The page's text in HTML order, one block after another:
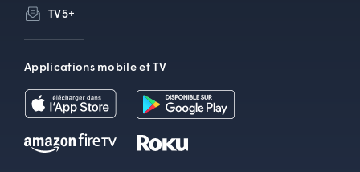
TV5+
Applications mobile et TV